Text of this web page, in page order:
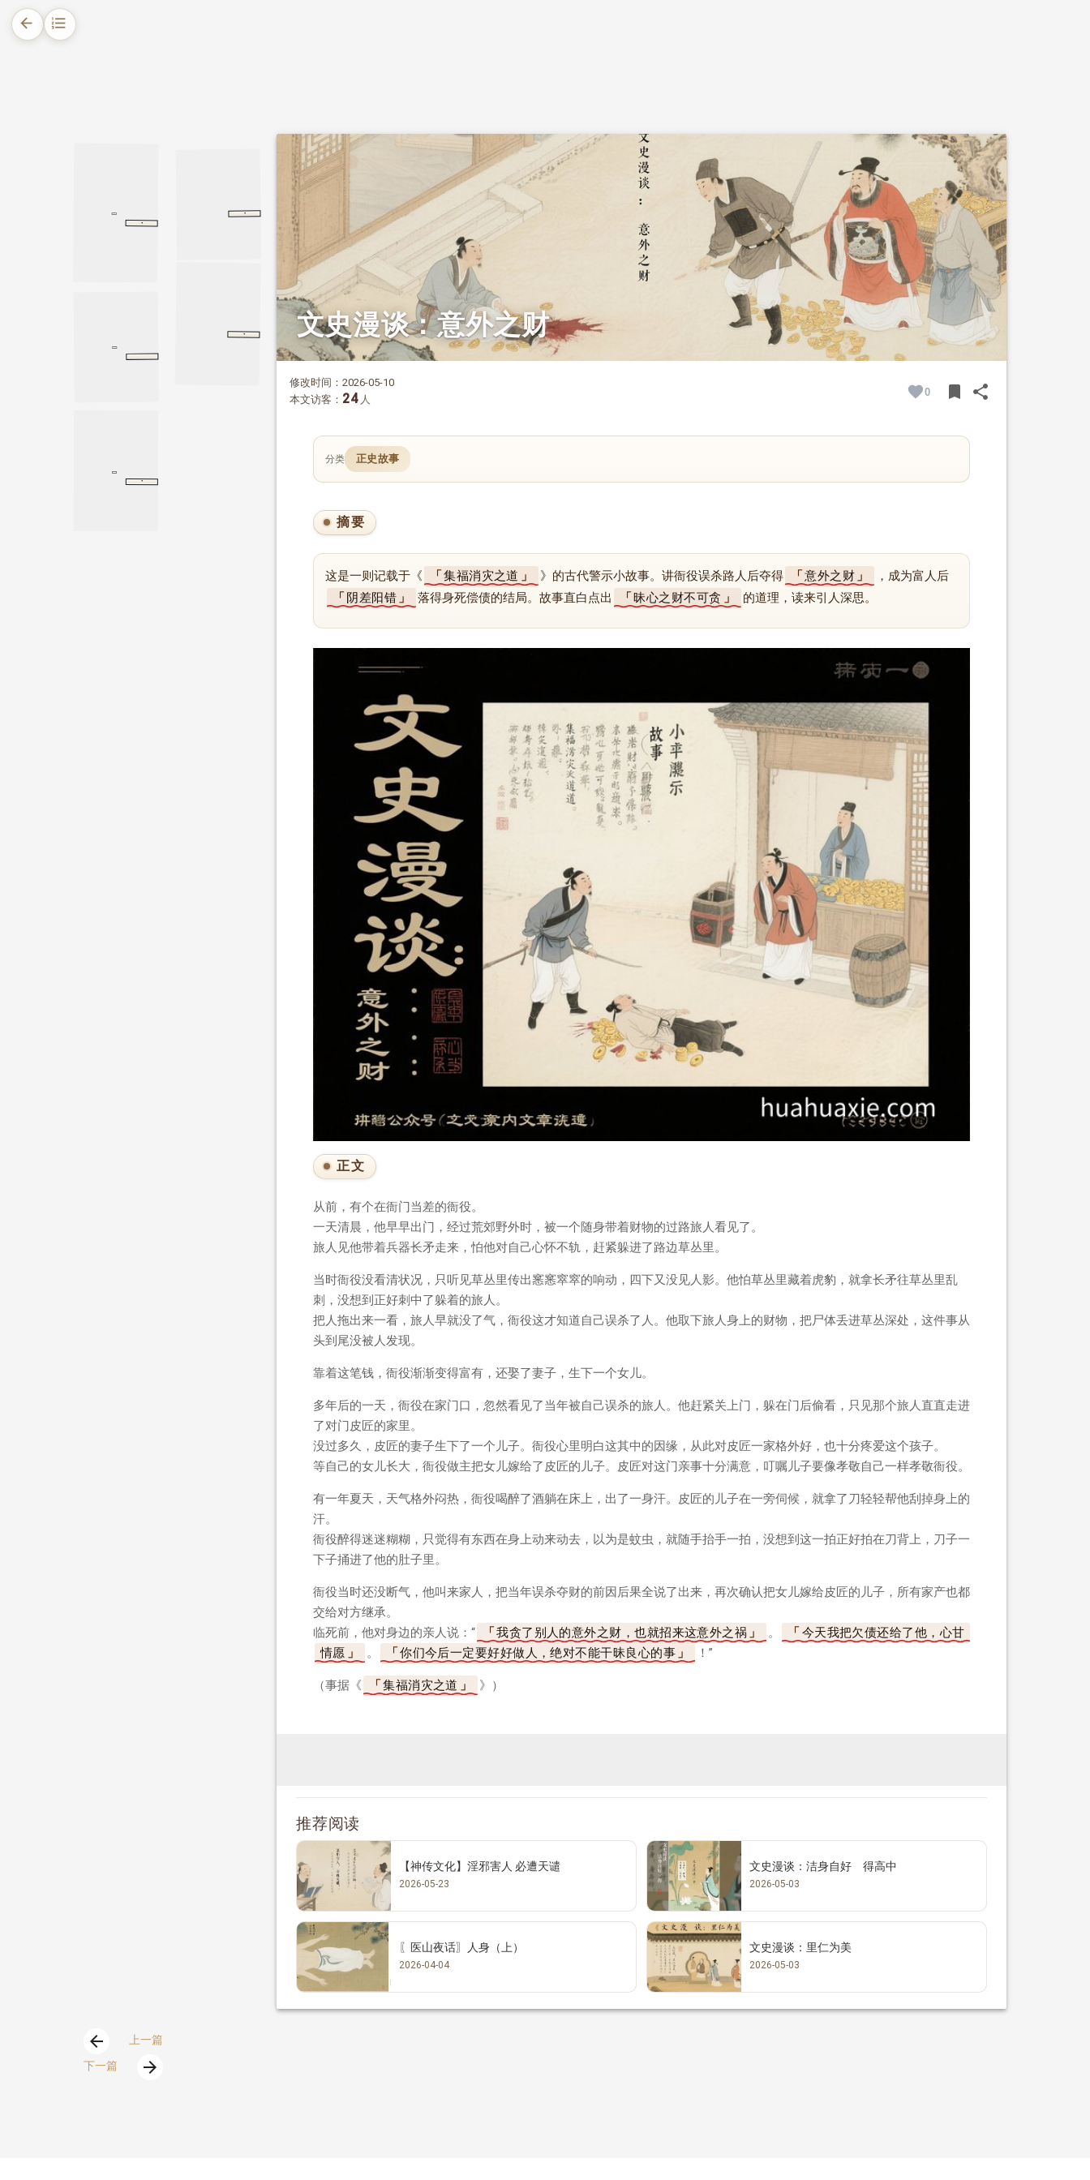
arrow_back format_list_numbered
衙役误杀故事
集福消灾之道
·
衙役误杀故事
第一回
金瓶梅词话
·
佞幸传
·
遗教品
大般涅槃经
· 文史漫谈：意外之财
修改时间：2026-05-10
本文访客： 24人
0 bookmarkBOOKMARK
shareSHARE
分类 正史故事
摘要
这是一则记载于《 集福消灾之道 》的古代警示小故事。讲衙役误杀路人后夺得 意外之财
，成为富人后
阴差阳错
落得身死偿债的结局。故事直白点出 昧心之财不可贪 的道理，读来引人深思。
正文
从前，有个在衙门当差的衙役。
一天清晨，他早早出门，经过荒郊野外时，被一个随身带着财物的过路旅人看见了。
旅人见他带着兵器长矛走来，怕他对自己心怀不轨，赶紧躲进了路边草丛里。
当时衙役没看清状况，只听见草丛里传出窸窸窣窣的响动，四下又没见人影。他怕草丛里藏着虎豹，就拿长矛往草丛里乱
刺，没想到正好刺中了躲着的旅人。
把人拖出来一看，旅人早就没了气，衙役这才知道自己误杀了人。他取下旅人身上的财物，把尸体丢进草丛深处，这件事从
头到尾没被人发现。
靠着这笔钱，衙役渐渐变得富有，还娶了妻子，生下一个女儿。
多年后的一天，衙役在家门口，忽然看见了当年被自己误杀的旅人。他赶紧关上门，躲在门后偷看，只见那个旅人直直走进
了对门皮匠的家里。
没过多久，皮匠的妻子生下了一个儿子。衙役心里明白这其中的因缘，从此对皮匠一家格外好，也十分疼爱这个孩子。
等自己的女儿长大，衙役做主把女儿嫁给了皮匠的儿子。皮匠对这门亲事十分满意，叮嘱儿子要像孝敬自己一样孝敬衙役。
有一年夏天，天气格外闷热，衙役喝醉了酒躺在床上，出了一身汗。皮匠的儿子在一旁伺候，就拿了刀轻轻帮他刮掉身上的
汗。
衙役醉得迷迷糊糊，只觉得有东西在身上动来动去，以为是蚊虫，就随手抬手一拍，没想到这一拍正好拍在刀背上，刀子一
下子捅进了他的肚子里。
衙役当时还没断气，他叫来家人，把当年误杀夺财的前因后果全说了出来，再次确认把女儿嫁给皮匠的儿子，所有家产也都
交给对方继承。
临死前，他对身边的亲人说：“
我贪了别人的意外之财，也就招来这意外之祸 。
今天我把欠债还给了他，心甘
情愿
。 你们今后一定要好好做人，绝对不能干昧良心的事 ！”
（事据《 集福消灾之道 》）
推荐阅读
【神传文化】淫邪害人 必遭天谴
2026-05-23
文史漫谈：洁身自好 得高中
2026-05-03
〖医山夜话〗人身（上）
2026-04-04
文史漫谈：里仁为美
2026-05-03
arrow_back
上一篇
下一篇
arrow_forward